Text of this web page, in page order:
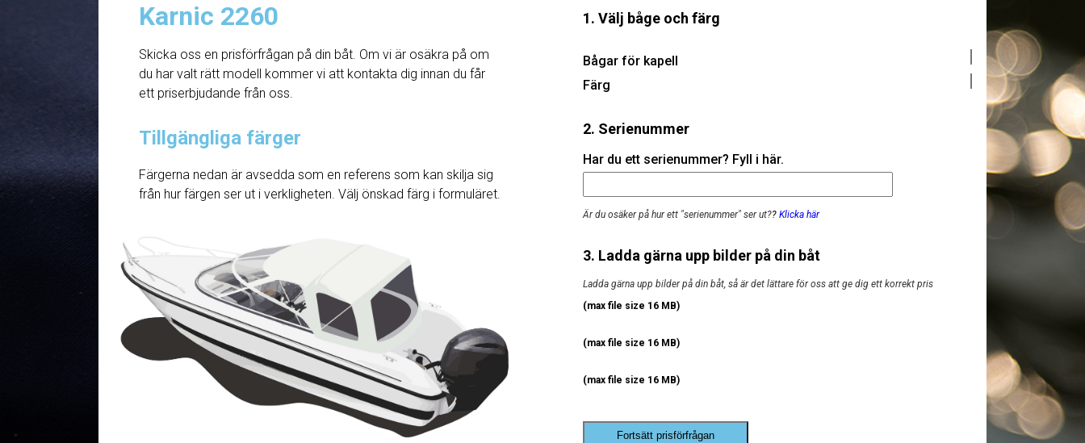
Karnic 2260
Skicka oss en prisförfrågan på din båt. Om vi ​​är osäkra på om
du har valt rätt modell kommer vi att kontakta dig innan du får
ett priserbjudande från oss.
Tillgängliga färger
Färgerna nedan är avsedda som en referens som kan skilja sig
från hur färgen ser ut i verkligheten. Välj önskad färg i formuläret.
1. Välj båge och färg
Bågar för kapell
Färg
2. Serienummer
Har du ett serienummer? Fyll i här.
Är du osäker på hur ett "serienummer" ser ut?? Klicka här
3. Ladda gärna upp bilder på din båt
Ladda gärna upp bilder på din båt, så är det lättare för oss att ge dig ett korrekt pris
(max file size 16 MB)
(max file size 16 MB)
(max file size 16 MB)
Fortsätt prisförfrågan